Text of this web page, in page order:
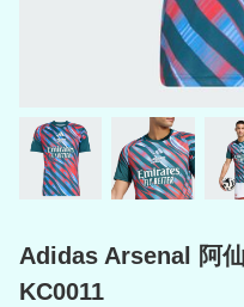
Adidas Arsenal 阿
KC0011